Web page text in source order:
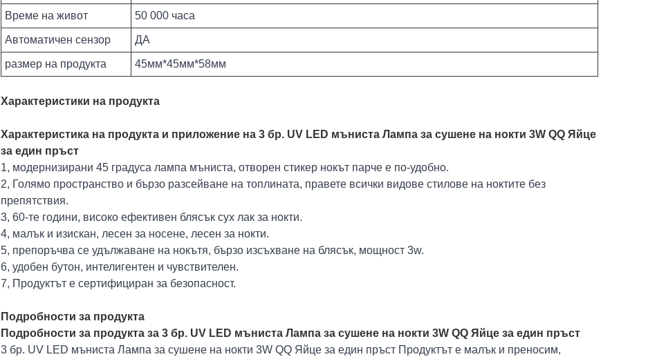
Време на живот 50 000 часа
Автоматичен сензор ДА
размер на продукта 45мм*45мм*58мм
Характеристики на продукта
Характеристика на продукта и приложение на 3 бр. UV LED мъниста Лампа за сушене на нокти 3W QQ Яйце
за един пръст
1, модернизирани 45 градуса лампа мъниста, отворен стикер нокът парче е по-удобно.
2, Голямо пространство и бързо разсейване на топлината, правете всички видове стилове на ноктите без
препятствия.
3, 60-те години, високо ефективен блясък сух лак за нокти.
4, малък и изискан, лесен за носене, лесен за нокти.
5, препоръчва се удължаване на нокътя, бързо изсъхване на блясък, мощност 3w.
6, удобен бутон, интелигентен и чувствителен.
7, Продуктът е сертифициран за безопасност.
Подробности за продукта
Подробности за продукта за 3 бр. UV LED мъниста Лампа за сушене на нокти 3W QQ Яйце за един пръст
3 бр. UV LED мъниста Лампа за сушене на нокти 3W QQ Яйце за един пръст Продуктът е малък и преносим, ​​